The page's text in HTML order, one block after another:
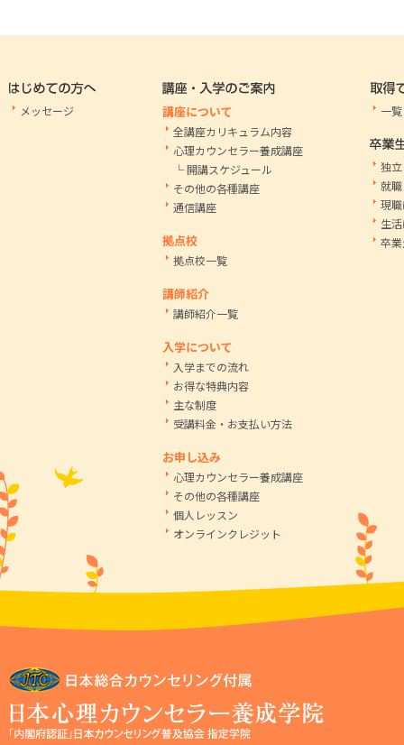
メッセージ 講座について
全講座カリキュラム内容
心理カウンセラー養成講座
└ 開講スケジュール
その他の各種講座
通信講座
拠点校
拠点校一覧
講師紹介
講師紹介一覧
入学について
入学までの流れ
お得な特典内容
主な制度
受講料金・お支払い方法
お申し込み
心理カウンセラー養成講座
その他の各種講座
個人レッスン
オンラインクレジット
一覧
独立
就職
現
生
卒